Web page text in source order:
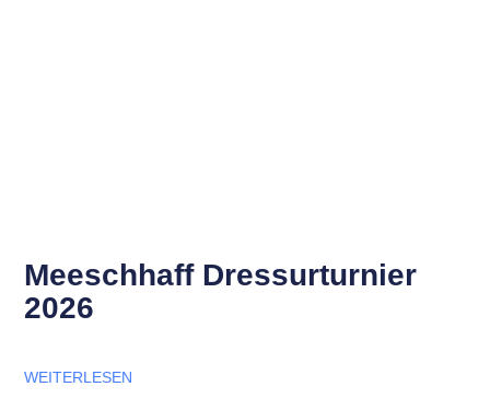
Meeschhaff Dressurturnier
2026
WEITERLESEN